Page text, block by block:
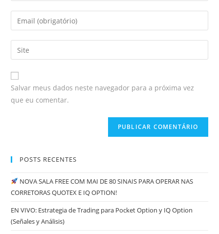
Salvar meus dados neste navegador para a próxima vez
que eu comentar.
POSTS RECENTES
NOVA SALA FREE COM MAI DE 80 SINAIS PARA OPERAR NAS
CORRETORAS QUOTEX E IQ OPTION!
EN VIVO: Estrategia de Trading para Pocket Option y IQ Option
(Señales y Análisis)